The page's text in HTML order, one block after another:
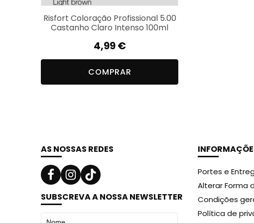
Risfort Coloração Profissional 5.00
Castanho Claro Intenso 100ml
4,99€
COMPRAR
AS NOSSAS REDES
SUBSCREVA A NOSSA NEWSLETTER
Portes e
Alterar Forma
Condições
Política de